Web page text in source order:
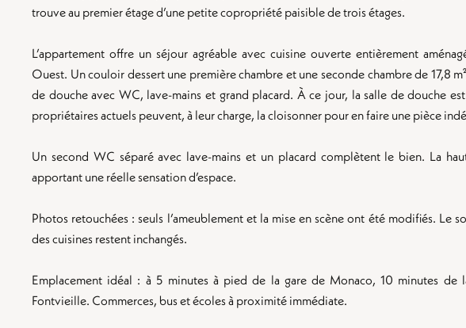
trouve au premier étage d’une petite copropriété paisible de trois étages.
L’appartement offre un séjour agréable avec cuisine ouverte entièrement
Ouest. Un couloir dessert une première chambre et une seconde chambre de 17,8
de douche avec WC, lave-mains et grand placard. À ce jour, la salle de douche
propriétaires actuels peuvent, à leur charge, la cloisonner pour en faire une pièce
Un second WC séparé avec lave-mains et un placard complètent le bien. La
apportant une réelle sensation d’espace.
Photos retouchées : seuls l’ameublement et la mise en scène ont été modifiés. Le
des cuisines restent inchangés.
Emplacement idéal : à 5 minutes à pied de la gare de Monaco, 10 minutes de
Fontvieille. Commerces, bus et écoles à proximité immédiate.